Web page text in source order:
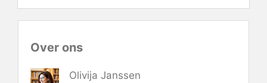
Over ons
Olivija Janssen